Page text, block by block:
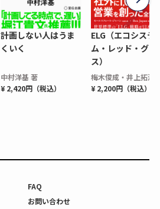
計画しない人はうま
くいく
中村洋基 著
¥ 2,420円（税込）
ELG（エコシステ
ム・レッド・グロ
ス）
梅木俊成・井上拓海
¥ 2,200円（税込）
FAQ
お問い合わせ